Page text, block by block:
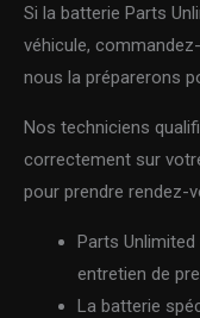
Si la batterie Parts
véhicule,
nous la préparerons
Nos techniciens
correctement sur
pour prendre rendez-
Parts
entretien de
La batterie